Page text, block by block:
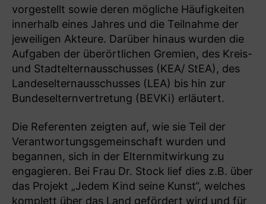
vorgestellt sowie deren mögliche Häufigkeiten
innerhalb eines Jahres und die Teilnahme der
jeweiligen Akteure. Darüber hinaus wurden die
Aufgaben der überörtlichen Gremien, des Kreis-
und Stadtelternausschusses (KEA/ StEA), des
Landeselternausschusses (LEA) bis hin zur
Bundeselternvertretung (BEVKi) erläutert.
Die Referenten zeigten auf, wie sie Teil der
Verantwortungsgemeinschaft wurden und
begannen, sich in der Elternmitwirkung zu
engagieren. Bei Frau Dr. Stock lief dies z.B. über
das Projekt „Jedem Kind seine Kunst“, welches
komplett über das Land gefördert wird und für